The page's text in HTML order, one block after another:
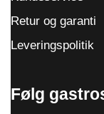
Retur og garanti
Leveringspolitik
Følg